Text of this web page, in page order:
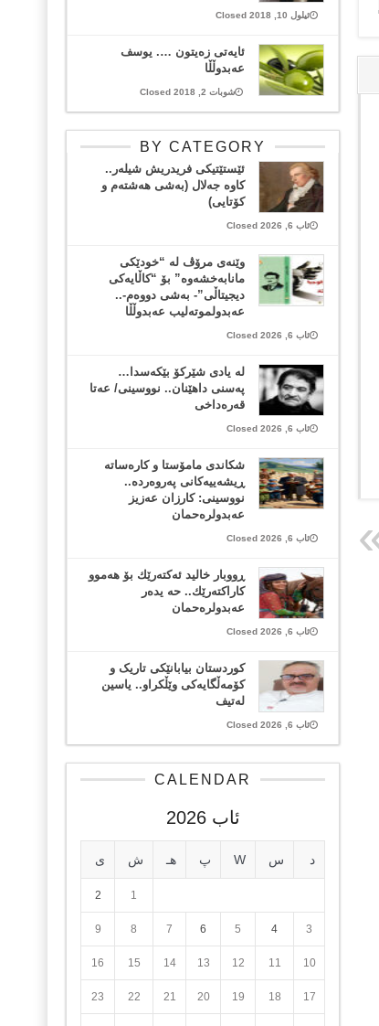
ئیلول 10, 2018 Closed
ئایەتی زەیتون …. یوسف
عەبدوڵڵا
شوبات 2, 2018 Closed
BY CATEGORY
ئێستێتیکی فریدریش شیلەر..
کاوە جەلال (بەشی هەشتەم و
کۆتایی)
ئاب 6, 2026 Closed
وێنەی مرۆڤ لە “خودێکی
مانابەخشەوە” بۆ “کاڵایەکی
دیجیتاڵی”- بەشی دووەم-..
عەبدولموتەلیب عەبدوڵڵا
ئاب 6, 2026 Closed
لە یادی شێرکۆ بێکەسدا…
پەسنی داهێنان.. نووسینی/ عەتا
قەرەداخی
ئاب 6, 2026 Closed
شکاندی مامۆستا و کارەساتە
ڕیشەییەکانی پەروەردە..
نووسینی: کارزان عەزیز
عەبدولرەحمان
ئاب 6, 2026 Closed
ڕووبار خالید ئەكتەرێك بۆ هەموو
كاراكتەرێك.. حه یدەر
عەبدولرەحمان
ئاب 6, 2026 Closed
کوردستان بیابانێکی تاریک و
کۆمەڵگایەکی وێڵکراو.. یاسین
لەتیف
ئاب 6, 2026 Closed
CALENDAR
ئاب 2026
د س W پ هـ ش ی
1
2
3
4
5
6
7
8
9
10
11
12
13
14
15
16
17
18
19
20
21
22
23